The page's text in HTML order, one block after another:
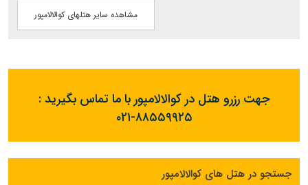
مشاهده سایر هتلهای کوالالامپور
جهت رزرو هتل در کوالالامپور با ما تماس بگیرید :
۰۲۱-۸۸۵۵۹۹۲۵
جستجو در هتل های کوالالامپور